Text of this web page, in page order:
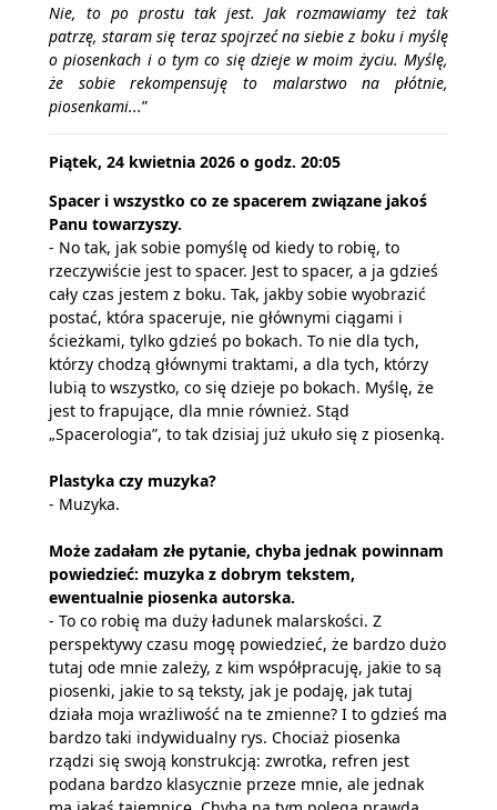
Nie, to po prostu tak jest. Jak rozmawiamy też tak
patrzę, staram się teraz spojrzeć na siebie z boku i myślę
o piosenkach i o tym co się dzieje w moim życiu. Myślę,
że sobie rekompensuję to malarstwo na płótnie,
piosenkami...”
Piątek, 24 kwietnia 2026 o godz. 20:05
Spacer i wszystko co ze spacerem związane jakoś
Panu towarzyszy.
- No tak, jak sobie pomyślę od kiedy to robię, to
rzeczywiście jest to spacer. Jest to spacer, a ja gdzieś
cały czas jestem z boku. Tak, jakby sobie wyobrazić
postać, która spaceruje, nie głównymi ciągami i
ścieżkami, tylko gdzieś po bokach. To nie dla tych,
którzy chodzą głównymi traktami, a dla tych, którzy
lubią to wszystko, co się dzieje po bokach. Myślę, że
jest to frapujące, dla mnie również. Stąd
„Spacerologia”, to tak dzisiaj już ukuło się z piosenką.
Plastyka czy muzyka?
- Muzyka.
Może zadałam złe pytanie, chyba jednak powinnam
powiedzieć: muzyka z dobrym tekstem,
ewentualnie piosenka autorska.
- To co robię ma duży ładunek malarskości. Z
perspektywy czasu mogę powiedzieć, że bardzo dużo
tutaj ode mnie zależy, z kim współpracuję, jakie to są
piosenki, jakie to są teksty, jak je podaję, jak tutaj
działa moja wrażliwość na te zmienne? I to gdzieś ma
bardzo taki indywidualny rys. Chociaż piosenka
rządzi się swoją konstrukcją: zwrotka, refren jest
podana bardzo klasycznie przeze mnie, ale jednak